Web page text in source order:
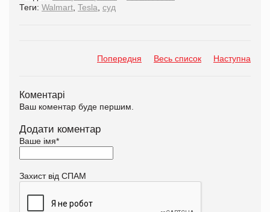
Теги: Walmart Tesla суд
Попередня Весь список Наступна
Коментарі
Ваш коментар буде першим.
Додати коментар
Ваше імя*
Захист від СПАМ